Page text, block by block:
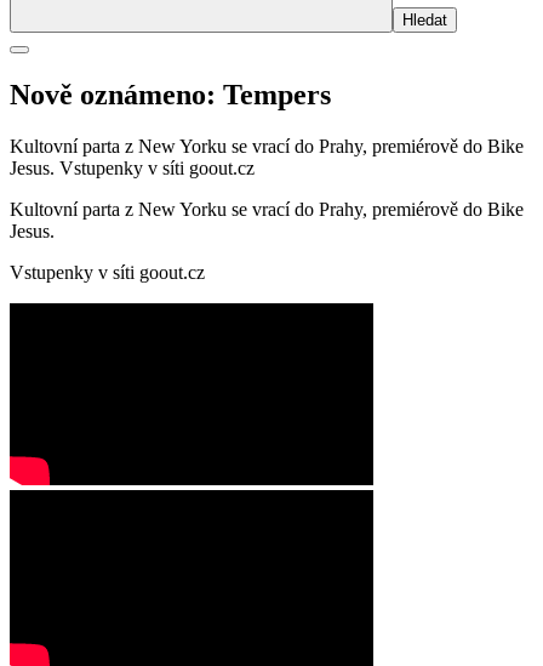
Nově oznámeno: Tempers
Kultovní parta z New Yorku se vrací do Prahy, premiérově do Bike
Jesus. Vstupenky v síti goout.cz
Kultovní parta z New Yorku se vrací do Prahy, premiérově do Bike
Jesus.
Vstupenky v síti goout.cz